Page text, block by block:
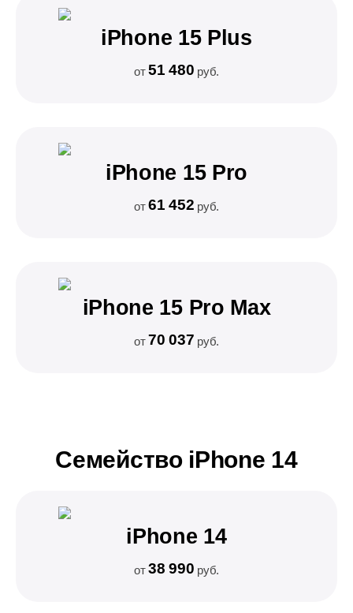
iPhone 15 Plus
от51 480 руб.
iPhone 15 Pro
от61 452 руб.
iPhone 15 Pro Max
от70 037 руб.
Семейство iPhone 14
iPhone 14
от38 990 руб.